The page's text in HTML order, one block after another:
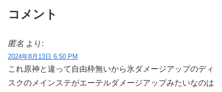
コメント
匿名 より:
2024年8月13日 6:50 PM
これ原神と違って自由枠無いから氷ダメージアップのディ
スクのメインステがエーテルダメージアップみたいなのは